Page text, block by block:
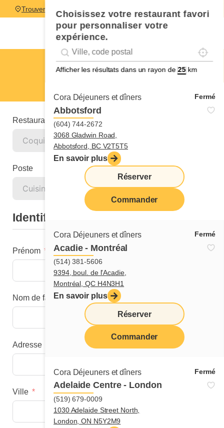
Choisissez votre restaurant favori
pour personnaliser votre
expérience.
Geolocation
Géolocalisation
Afficher les résultats dans un rayon de km
Cora Déjeuners et dîners Fermé
Abbotsford
(604) 744-2672
3068 Gladwin Road,
Abbotsford, BC V2T5T5
En savoir plus
Réserver
Commander
Cora Déjeuners et dîners Fermé
Acadie - Montréal
(514) 381-5606
9394, boul. de l'Acadie,
Montréal, QC H4N3H1
En savoir plus
Réserver
Commander
Cora Déjeuners et dîners Fermé
Adelaide Centre - London
(519) 679-0009
1030 Adelaide Street North,
London, ON N5Y2M9
Trouver un restaurant
Coquitlam
Restaurant
Poste
Identification
Prénom
Nom de famille
Adresse
Ville